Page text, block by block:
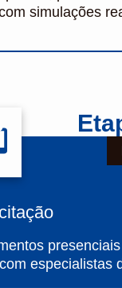
simulações
especialistas